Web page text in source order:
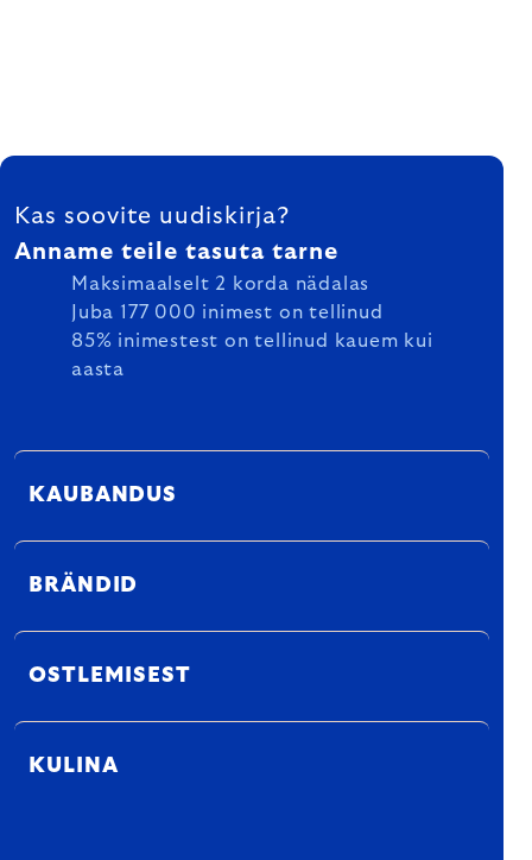
FOOTER
Kas soovite uudiskirja?
Anname teile tasuta tarne
Maksimaalselt 2 korda nädalas
Juba 177 000 inimest on tellinud
85% inimestest on tellinud kauem kui
aasta
KAUBANDUS
BRÄNDID
OSTLEMISEST
KULINA